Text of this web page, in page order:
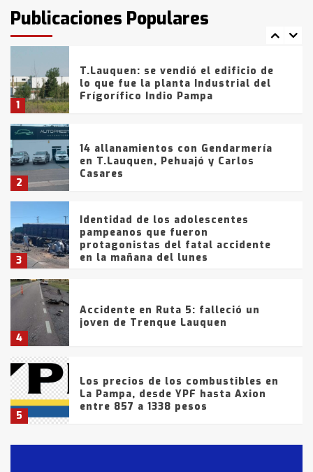
Publicaciones Populares
fueron detenidos por
comercialización de drogas en la
tarde del sábado
1
T.Lauquen: se vendió el edificio de
lo que fue la planta Industrial del
Frígorífico Indio Pampa
2
14 allanamientos con Gendarmería
en T.Lauquen, Pehuajó y Carlos
Casares
3
Identidad de los adolescentes
pampeanos que fueron
protagonistas del fatal accidente
en la mañana del lunes
4
Accidente en Ruta 5: falleció un
joven de Trenque Lauquen
5
Los precios de los combustibles en
La Pampa, desde YPF hasta Axion
entre 857 a 1338 pesos